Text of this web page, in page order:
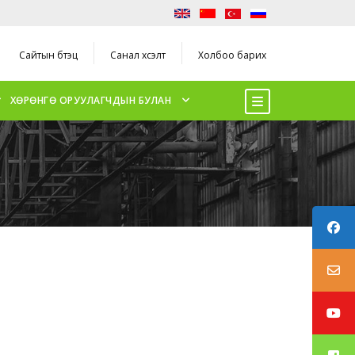
Сайтын бүтэц Санал хүсэлт Холбоо барих
ХӨРӨНГӨ ОРУУЛАГЧДЫН БУЛАН